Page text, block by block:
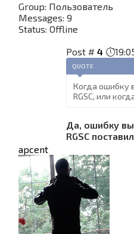
Group: Пользователь
Messages: 9
Status: Offline
Post # 4
QUOTE
Когда ошибку
RGSC, или
Да, ошибку
RGSC
apcent